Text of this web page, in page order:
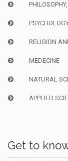
RELIGION
MEDECINE
NATURAL
APPLIED
Get to